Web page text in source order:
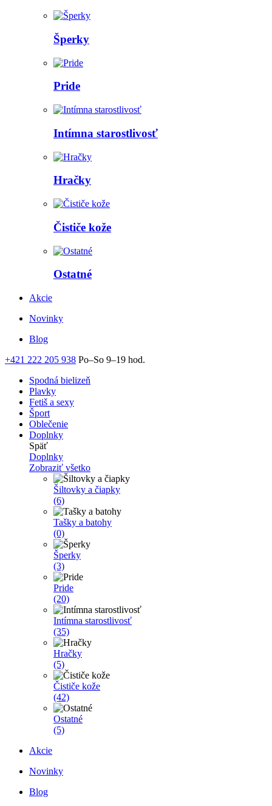
Šperky
Pride
Intímna starostlivosť
Hračky
Čističe kože
Ostatné
Akcie
Novinky
Blog
+421 222 205 938 Po–So 9–19 hod.
Spodná bielizeň
Plavky
Fetiš a sexy
Šport
Oblečenie
Doplnky
Späť
Doplnky
Zobraziť všetko
Šiltovky a čiapky
(6)
Tašky a batohy
(0)
Šperky
(3)
Pride
(20)
Intímna starostlivosť
(35)
Hračky
(5)
Čističe kože
(42)
Ostatné
(5)
Akcie
Novinky
Blog